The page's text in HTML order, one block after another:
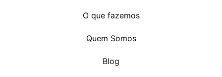
O que fazemos
Quem Somos
Blog